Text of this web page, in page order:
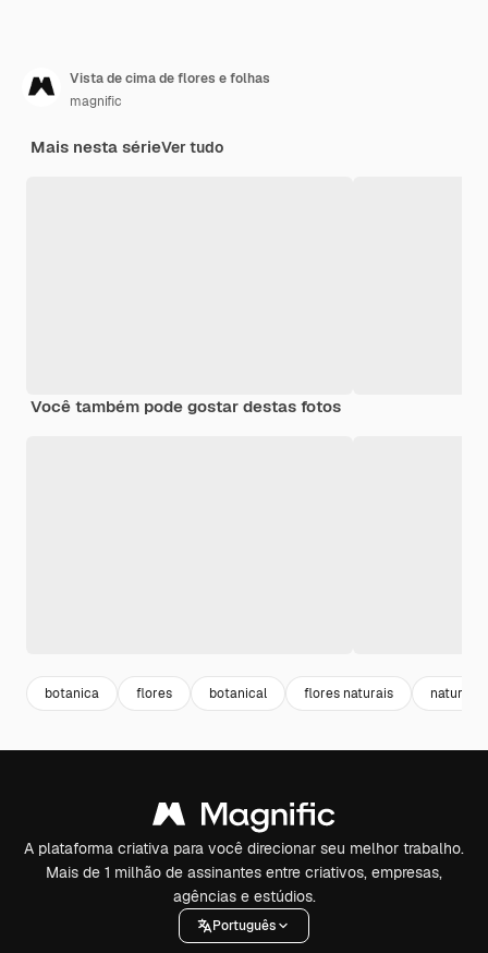
Vista de cima de flores e folhas
magnific
Mais nesta sérieVer tudo
Você também pode gostar destas fotos
botanica flores botanical flores naturais natural
A plataforma criativa para você direcionar seu melhor trabalho.
Mais de 1 milhão de assinantes entre criativos, empresas,
agências e estúdios.
Português